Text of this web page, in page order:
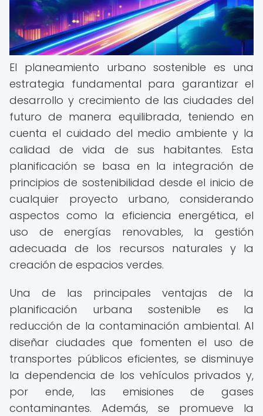
El planeamiento urbano sostenible es una
estrategia fundamental para garantizar el
desarrollo y crecimiento de las ciudades del
futuro de manera equilibrada, teniendo en
cuenta el cuidado del medio ambiente y la
calidad de vida de sus habitantes. Esta
planificación se basa en la integración de
principios de sostenibilidad desde el inicio de
cualquier proyecto urbano, considerando
aspectos como la eficiencia energética, el
uso de energías renovables, la gestión
adecuada de los recursos naturales y la
creación de espacios verdes.
Una de las principales ventajas de la
planificación urbana sostenible es la
reducción de la contaminación ambiental. Al
diseñar ciudades que fomenten el uso de
transportes públicos eficientes, se disminuye
la dependencia de los vehículos privados y,
por ende, las emisiones de gases
contaminantes. Además, se promueve la